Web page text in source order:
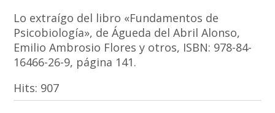
Lo extraígo del libro «Fundamentos de
Psicobiología», de Águeda del Abril Alonso,
Emilio Ambrosio Flores y otros, ISBN: 978-84-
16466-26-9, página 141.
Hits: 907